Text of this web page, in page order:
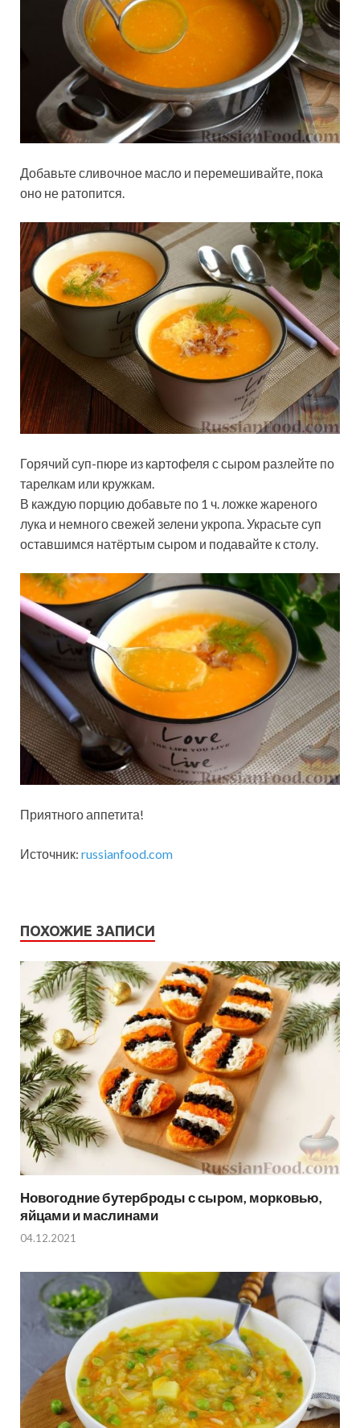
Добавьте сливочное масло и перемешивайте, пока
оно не ратопится.
Горячий суп-пюре из картофеля с сыром разлейте по
тарелкам или кружкам.
В каждую порцию добавьте по 1 ч. ложке жареного
лука и немного свежей зелени укропа. Украсьте суп
оставшимся натёртым сыром и подавайте к столу.
Приятного аппетита!
Источник: russianfood.com
ПОХОЖИЕ ЗАПИСИ
Новогодние бутерброды с сыром, морковью,
яйцами и маслинами
04.12.2021